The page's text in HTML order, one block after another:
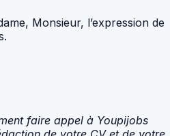
Monsieur, l’expression de
faire appel à Youpijobs